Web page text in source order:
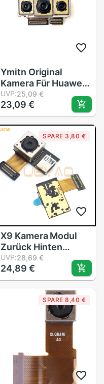
Ymitn Original
Kamera Für Huawei
P20Profi P20 Profi
Hinten Kamera
Wichtigsten Zurück
groß Kamera Modul
biegen Kabel
UVP:25,09 €
23,09 €
SPARE 3,80 €
X9 Kamera Modul
Zurück Hinten
Wichtigsten groß
Zurück Kamera
Modul Reparatur
Teile Für HTC EINS
X9 X9T X9U Kamera
biegen kabel
UVP:28,69 €
24,89 €
SPARE 8,40 €